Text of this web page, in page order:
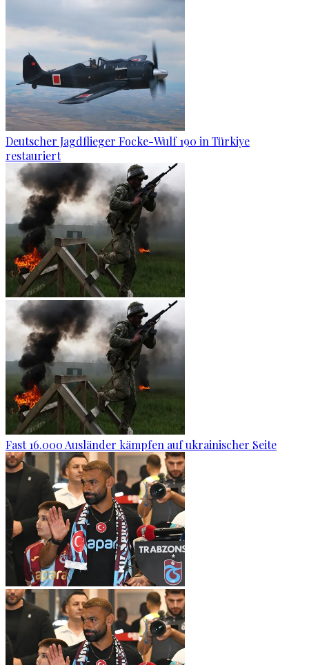
Deutscher Jagdflieger Focke-Wulf 190 in Türkiye
restauriert
Fast 16.000 Ausländer kämpfen auf ukrainischer Seite